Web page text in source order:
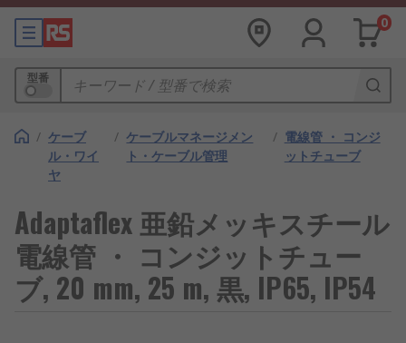
0
型番
/ ケーブ
ル・ワイ
ヤ
/ ケーブルマネージメン
ト・ケーブル管理
/ 電線管 ・ コンジ
ットチューブ
Adaptaflex 亜鉛メッキスチール
電線管 ・ コンジットチュー
ブ, 20 mm, 25 m, 黒, IP65, IP54